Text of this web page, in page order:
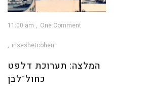
11:00 am One Comment
iriseshetcohen
המלצה: תערוכת דלפט
כחול־לבן